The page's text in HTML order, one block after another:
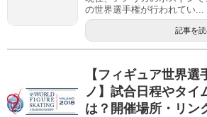
の世界選手権が行われてい...
記事を
【フィギュア世界選
ノ】試合日程やタイ
は？開催場所・リン